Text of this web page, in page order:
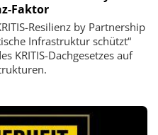
Faktor
Resilienz by Partnership
Infrastruktur schützt“
KRITIS-Dachgesetzes auf